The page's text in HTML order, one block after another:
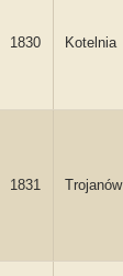
1830 Kotelnia
1831 Trojanów